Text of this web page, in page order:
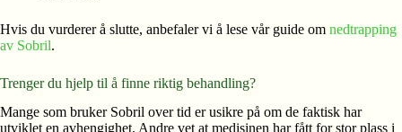
Hvis du vurderer å slutte, anbefaler vi å lese vår guide om nedtrapping
av Sobril.
Trenger du hjelp til å finne riktig behandling?
Mange som bruker Sobril over tid er usikre på om de faktisk har
utviklet en avhengighet. Andre vet at medisinen har fått for stor plass i